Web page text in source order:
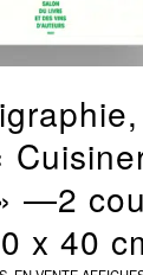
—2
x 40